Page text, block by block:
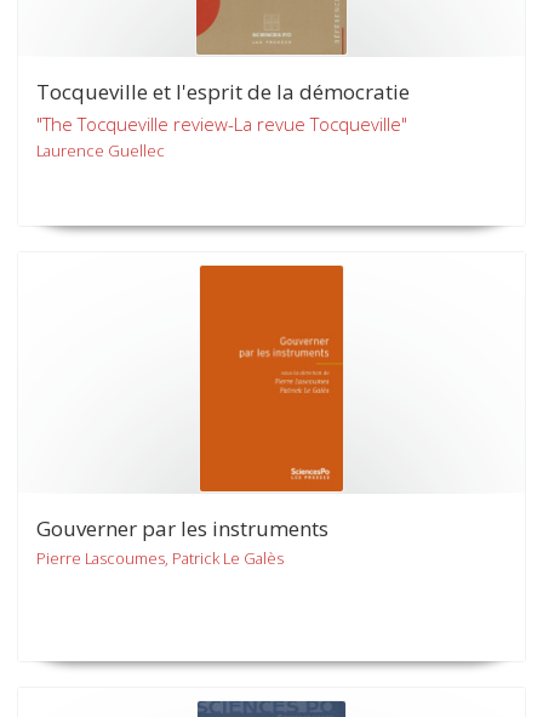
Tocqueville et l'esprit de la démocratie
"The Tocqueville review-La revue Tocqueville"
Laurence Guellec
Gouverner par les instruments
Pierre Lascoumes, Patrick Le Galès